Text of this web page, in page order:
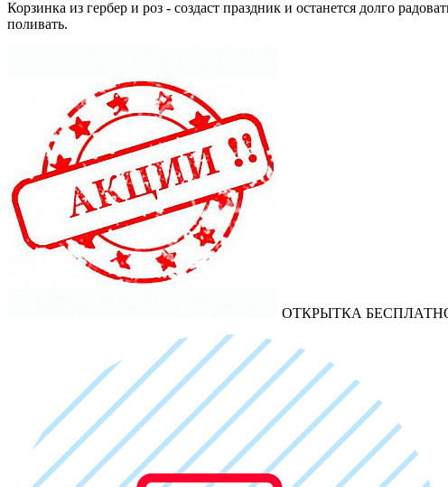
Корзинка из гербер и роз - создаст праздник и останется долго
поливать.
ОТКРЫТКА